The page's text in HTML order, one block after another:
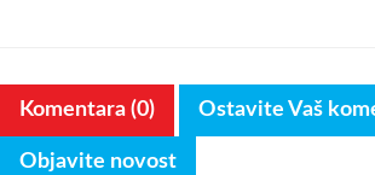
Komentara (0) Ostavite Vaš
Objavite novost